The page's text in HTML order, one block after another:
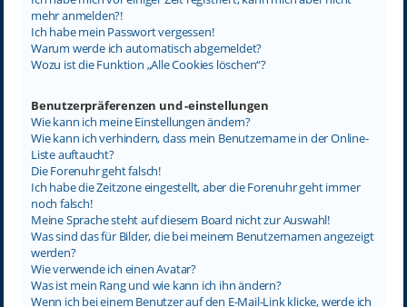
mehr anmelden?!
Ich habe mein Passwort vergessen!
Warum werde ich automatisch abgemeldet?
Wozu ist die Funktion „Alle Cookies löschen“?
Benutzerpräferenzen und -einstellungen
Wie kann ich meine Einstellungen ändern?
Wie kann ich verhindern, dass mein Benutzername in der Online-
Liste auftaucht?
Die Forenuhr geht falsch!
Ich habe die Zeitzone eingestellt, aber die Forenuhr geht immer
noch falsch!
Meine Sprache steht auf diesem Board nicht zur Auswahl!
Was sind das für Bilder, die bei meinem Benutzernamen angezeigt
werden?
Wie verwende ich einen Avatar?
Was ist mein Rang und wie kann ich ihn ändern?
Wenn ich bei einem Benutzer auf den E-Mail-Link klicke, werde ich